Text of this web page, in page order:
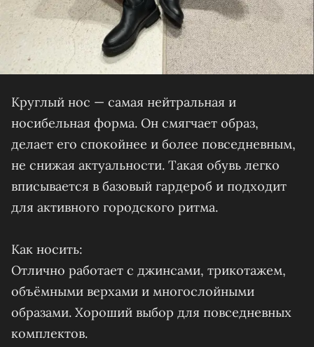
Круглый нос — самая нейтральная и
носибельная форма. Он смягчает образ,
делает его спокойнее и более повседневным,
не снижая актуальности. Такая обувь легко
вписывается в базовый гардероб и подходит
для активного городского ритма.
Как носить:
Отлично работает с джинсами, трикотажем,
объёмными верхами и многослойными
образами. Хороший выбор для повседневных
комплектов.